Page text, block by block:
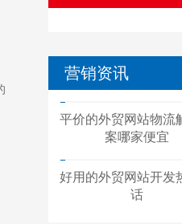
营销资讯
平价的外贸网站物流
案哪家便宜
好用的外贸网站开发
话